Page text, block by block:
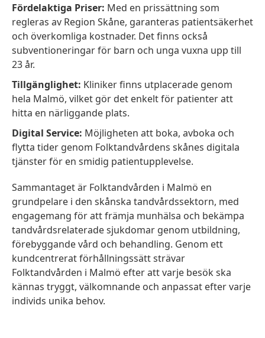
Fördelaktiga Priser: Med en prissättning som
regleras av Region Skåne, garanteras patientsäkerhet
och överkomliga kostnader. Det finns också
subventioneringar för barn och unga vuxna upp till
23 år.
Tillgänglighet: Kliniker finns utplacerade genom
hela Malmö, vilket gör det enkelt för patienter att
hitta en närliggande plats.
Digital Service: Möjligheten att boka, avboka och
flytta tider genom Folktandvårdens skånes digitala
tjänster för en smidig patientupplevelse.
Sammantaget är Folktandvården i Malmö en
grundpelare i den skånska tandvårdssektorn, med
engagemang för att främja munhälsa och bekämpa
tandvårdsrelaterade sjukdomar genom utbildning,
förebyggande vård och behandling. Genom ett
kundcentrerat förhållningssätt strävar
Folktandvården i Malmö efter att varje besök ska
kännas tryggt, välkomnande och anpassat efter varje
individs unika behov.